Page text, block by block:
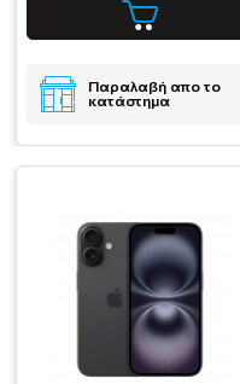
Παραλαβή απο το
κατάστημα